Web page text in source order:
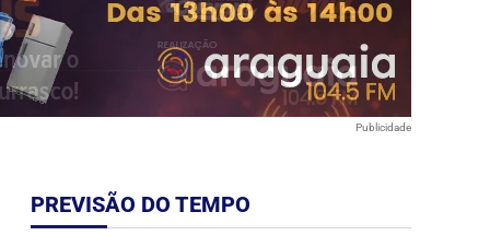
Publicidade
PREVISÃO DO TEMPO